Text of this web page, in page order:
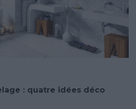
: quatre idées déco